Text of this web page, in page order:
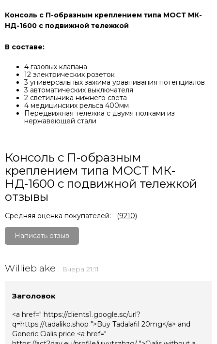
Консоль с П-образным креплением типа МОСТ МК-
НД-1600 с подвижной тележкой
В составе:
4 газовых клапана
12 электрических розеток
3 универсальных зажима уравнивания потенциалов
3 автоматических выключателя
2 светильника нижнего света
4 медицинских рельса 400мм
Передвижная тележка с двумя полками из
нержавеющей стали
Консоль с П-образным
креплением типа МОСТ МК-
НД-1600 с подвижной тележкой
отзывы
Средняя оценка покупателей: (9210)
Написать отзыв
Willieblake Вчера 21:11
Заголовок
<a href=" https://clients1.google.sc/url?
q=https://tadaliko.shop ">Buy Tadalafil 20mg</a> and
Generic Cialis price <a href="